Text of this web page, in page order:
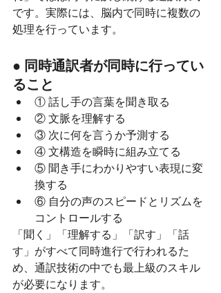
です。実際には、脳内で同時に複数の
処理を行っています。
● 同時通訳者が同時に行ってい
ること
① 話し手の言葉を聞き取る
② 文脈を理解する
③ 次に何を言うか予測する
④ 文構造を瞬時に組み立てる
⑤ 聞き手にわかりやすい表現に変
換する
⑥ 自分の声のスピードとリズムを
コントロールする
「聞く」「理解する」「訳す」「話
す」がすべて同時進行で行われるた
め、通訳技術の中でも最上級のスキル
が必要になります。